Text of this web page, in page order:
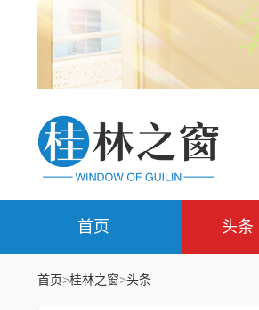
首页 头条
首页>桂林之窗>头条